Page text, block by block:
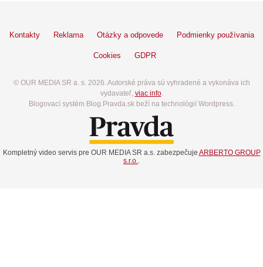
Kontakty Reklama Otázky a odpovede Podmienky používania
Cookies GDPR
© OUR MEDIA SR a. s. 2026. Autorské práva sú vyhradené a vykonáva ich
vydavateľ, viac info.
Blogovací systém Blog.Pravda.sk beží na technológií Wordpress.
Kompletný video servis pre OUR MEDIA SR a.s. zabezpečuje ARBERTO GROUP
s.r.o.